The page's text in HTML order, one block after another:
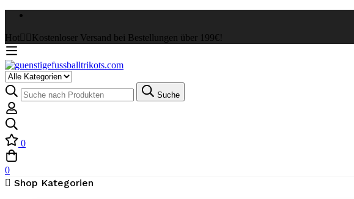
Hot ✌🏼Kostenloser Versand bei Bestellungen über 199€!
Select
a
Category
Suche
nach:
Suche
0
0
Shop Kategorien